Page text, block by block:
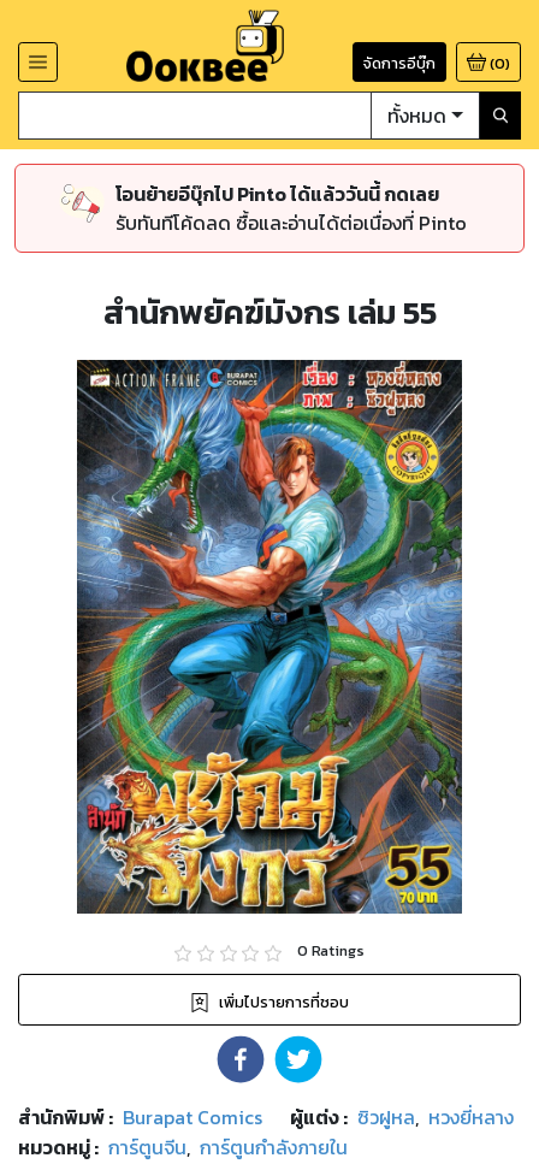
จัดการอีบุ๊ก (0)
ทั้งหมด
โอนย้ายอีบุ๊กไป Pinto ได้แล้ววันนี้ กดเลย
รับทันทีโค้ดลด ซื้อและอ่านได้ต่อเนื่องที่ Pinto
สำนักพยัคฆ์มังกร เล่ม 55
0 Ratings
เพิ่มไปรายการที่ชอบ
สำนักพิมพ์: Burapat Comics ผู้แต่ง : ซิวฝูหล, หวงยี่หลาง
หมวดหมู่: การ์ตูนจีน, การ์ตูนกำลังภายใน